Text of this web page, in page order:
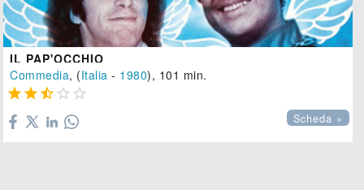
IL PAP'OCCHIO
Commedia, (Italia - 1980), 101 min.
    
Scheda »